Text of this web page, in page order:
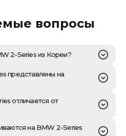
вопросы
2-Series из Кореи?
BMW 2-Series из Южной
многоэтапный процесс,
таможенного
компания, «Честный Прайс»,
подбора
корейских аукционах или
тщательную проверку
представлены на
2-Series представлен
что позволяет подобрать
модификации,
Tourer. В Южной Корее
отличается от
BMW 2-Series от
на BMW 2-Series